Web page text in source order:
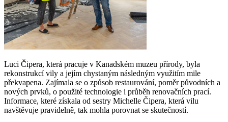
Luci Čipera, která pracuje v Kanadském muzeu přírody, byla
rekonstrukcí vily a jejím chystaným následným využitím mile
překvapena. Zajímala se o způsob restaurování, poměr původních a
nových prvků, o použité technologie i průběh renovačních prací.
Informace, které získala od sestry Michelle Čipera, která vilu
navštěvuje pravidelně, tak mohla porovnat se skutečností.